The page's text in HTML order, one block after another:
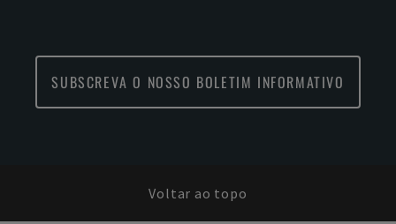
SUBSCREVA O NOSSO BOLETIM INFORMATIVO
Voltar ao topo